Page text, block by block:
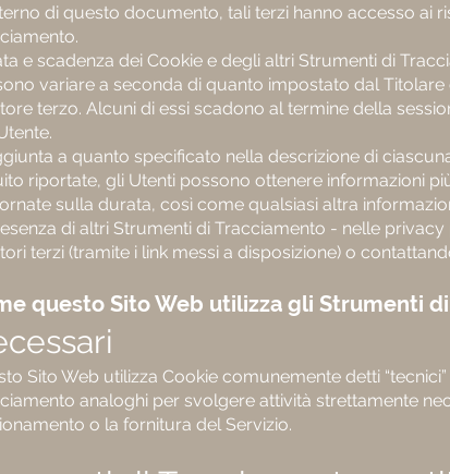
di questo documento, tali terzi hanno accesso ai
e scadenza dei Cookie e degli altri Strumenti di
variare a seconda di quanto impostato dal Titolare
terzo. Alcuni di essi scadono al termine della
a quanto specificato nella descrizione di
riportate, gli Utenti possono ottenere informazioni
sulla durata, così come qualsiasi altra
di altri Strumenti di Tracciamento - nelle
terzi (tramite i link messi a disposizione) o
questo Sito Web utilizza gli Strumenti
Sito Web utilizza Cookie comunemente detti
analoghi per svolgere attività strettamente
o la fornitura del Servizio.